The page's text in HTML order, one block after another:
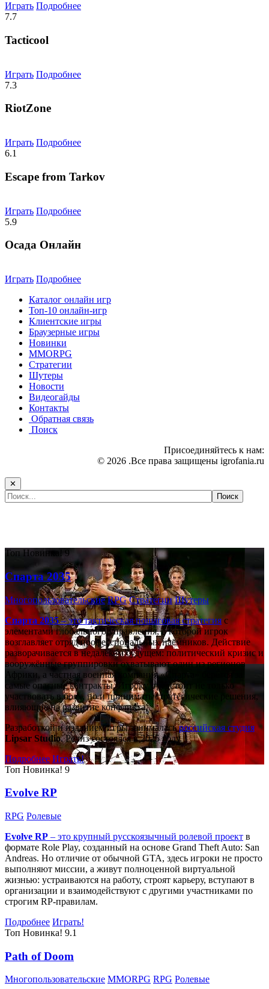
Играть Подробнее
7.7
Tacticool
Играть Подробнее
7.3
RiotZone
Играть Подробнее
6.1
Escape from Tarkov
Играть Подробнее
5.9
Осада Онлайн
Играть Подробнее
Каталог онлайн игр
Топ-10 онлайн-игр
Клиентские игры
Браузерные игры
Новинки
MMORPG
Стратегии
Шутеры
Новости
Видеогайды
Контакты
Обратная связь
Поиск
Присоединяйтесь к нам:
© 2026 .Все права защищены igrofania.ru
✕
Топ Новинка! 9
Спарта 2035
Многопользовательские RPG Стратегии Шутеры
Спарта 2035– это тактическаяпошаговая стратегияс
элементами глобального управления, в которой игрок
возглавляет отряд профессиональных наёмников. Действие
разворачивается в недалёком будущем: политический кризис и
вооружённые группировки охватывают один из регионов
Африки, а частная военная компания «Спарта» берётся за
самые опасные контракты. Игроку предстоит не только
участвовать в боях, но и принимать стратегические решения,
влияющие на развитие конфликта.
Разработкой и изданием игры занималасьроссийская студия
Lipsar Studio. Релиз состоялся в 2025 году.
Подробнее Играть!
Топ Новинка! 9
Evolve RP
RPG Ролевые
Evolve RP – это крупный русскоязычный ролевой проект в
формате Role Play, созданный на основе Grand Theft Auto: San
Andreas. Но отличие от обычной GTA, здесь игроки не просто
выполняют миссии, а живут полноценной виртуальной
жизнью: устраиваются на работу, строят карьеру, вступают в
организации и взаимодействуют с другими участниками по
строгим RP-правилам.
Подробнее Играть!
Топ Новинка! 9.1
Path of Doom
Многопользовательские MMORPG RPG Ролевые